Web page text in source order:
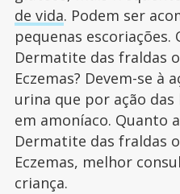
de vida. Podem ser
pequenas escoriações.
Dermatite das fraldas
Eczemas? Devem-se à
urina que por ação
em amoníaco. Quanto
Dermatite das fraldas
Eczemas, melhor
criança.